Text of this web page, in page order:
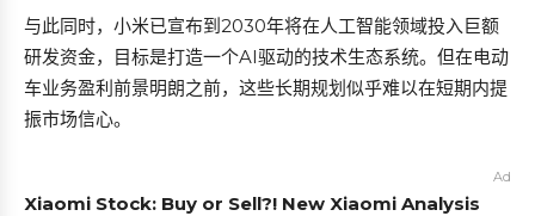
与此同时，小米已宣布到2030年将在人工智能领域投入巨额
研发资金，目标是打造一个AI驱动的技术生态系统。但在电动
车业务盈利前景明朗之前，这些长期规划似乎难以在短期内提
振市场信心。
Ad
Xiaomi Stock: Buy or Sell?! New Xiaomi Analysis